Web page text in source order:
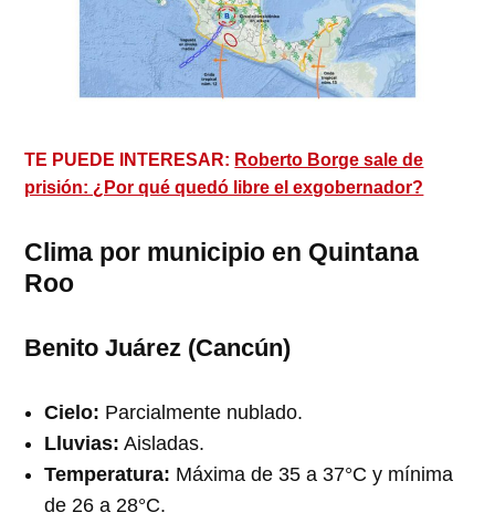
TE PUEDE INTERESAR: Roberto Borge sale de
prisión: ¿Por qué quedó libre el exgobernador?
Clima por municipio en Quintana
Roo
Benito Juárez (Cancún)
Cielo: Parcialmente nublado.
Lluvias: Aisladas.
Temperatura: Máxima de 35 a 37°C y mínima
de 26 a 28°C.